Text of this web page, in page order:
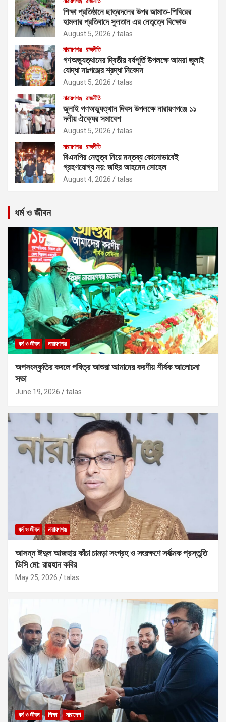
শিক্ষা প্রতিষ্ঠানে ছাত্রদলের উপর জামাত-শিবিরের
হামলার প্রতিবাদে সুলতান এর নেতৃত্বে বিক্ষোভ
August 5, 2026 talas
নারায়ণগঞ্জ রাজনীতি
গণঅভ্যুত্থানের দ্বিতীয় বর্ষপূর্তি উপলক্ষে আমরা জুলাই
যোদ্ধা নাঃগঞ্জের শ্রদ্ধা নিবেদন
August 5, 2026 talas
নারায়ণগঞ্জ রাজনীতি
জুলাই গণঅভ্যুত্থান দিবস উপলক্ষে নারায়ণগঞ্জে ১১
দলীয় ঐক্যের সমাবেশ
August 5, 2026 talas
নারায়ণগঞ্জ রাজনীতি
বিএনপির নেতৃত্ব নিয়ে মন্তব্য কোনোভাবেই
গ্রহণযোগ্য নয়: জহির আহমেদ সোহেল
August 4, 2026 talas
ধর্ম ও জীবন
ধর্ম ও জীবন নারায়ণগঞ্জ
অপসংস্কৃতির কবলে পবিত্র আশুরা আমাদের করণীয় শীর্ষক আলোচনা
সভা
June 19, 2026 talas
ধর্ম ও জীবন নারায়ণগঞ্জ
আসন্ন ঈদুল আজহায় কাঁচা চামড়া সংগ্রহ ও সংরক্ষণে সর্বাত্মক প্রস্তুতি
ডিসি মো: রায়হান কবির
May 25, 2026 talas
ধর্ম ও জীবন শিক্ষা সারাদেশ